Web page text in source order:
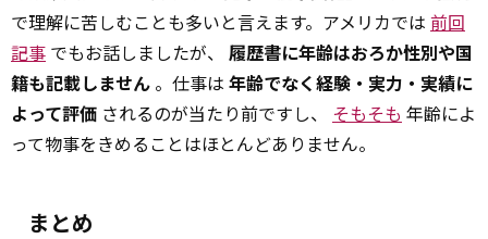
で理解に苦しむことも多いと言えます。アメリカでは 前回
記事 でもお話しましたが、 履歴書に年齢はおろか性別や国
籍も記載しません 。仕事は 年齢でなく経験・実力・実績に
よって評価 されるのが当たり前ですし、 そもそも 年齢によ
って物事をきめることはほとんどありません。
まとめ